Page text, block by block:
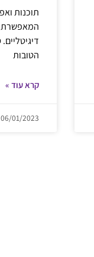
תוכנות
המאפשרת
הטובות
קרא עוד »
06/01/2023